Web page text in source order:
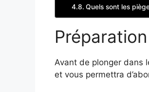
Quels sont les
Avant de plonger dans
et vous permettra